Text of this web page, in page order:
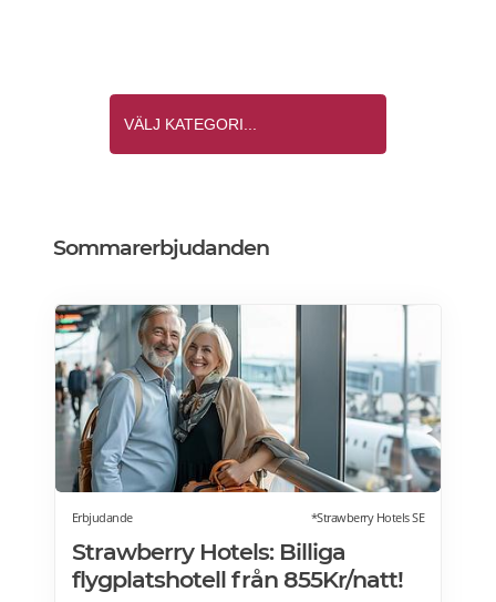
Sommarerbjudanden
Erbjudande *Strawberry Hotels SE
Strawberry Hotels: Billiga
flygplatshotell från 855Kr/natt!